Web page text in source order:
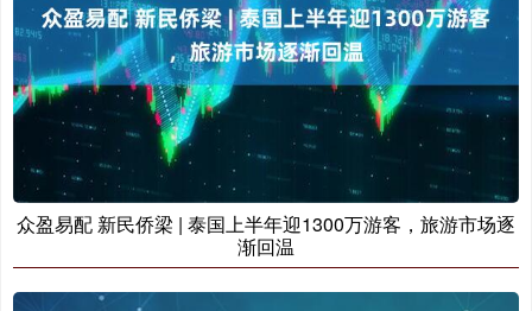
众盈易配 新民侨梁 | 泰国上半年迎1300万游客，旅游市场逐
渐回温